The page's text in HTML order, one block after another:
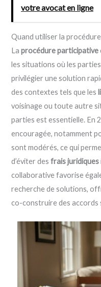
votre avocat en ligne
Quand utiliser la
Laprocédure participative
les situations où les
privilégier une solution
des contextes tels que les
voisinage ou toute autre
parties est essentielle. En
encouragée, notamment
sont modérés, ce qui
d’éviter desfrais juridiques
collaborative favorise
recherche de solutions,
co-construire des accords